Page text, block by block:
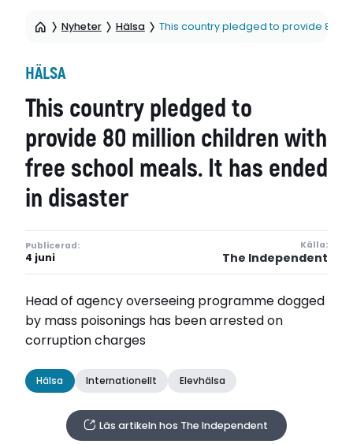
Nyheter Hälsa This country pledged to provide 80
HÄLSA
This country pledged to
provide 80 million children with
free school meals. It has ended
in disaster
Publicerad:
4 juni
Källa:
The Independent
Head of agency overseeing programme dogged
by mass poisonings has been arrested on
corruption charges
Hälsa Internationellt Elevhälsa
Läs artikeln hos The Independent